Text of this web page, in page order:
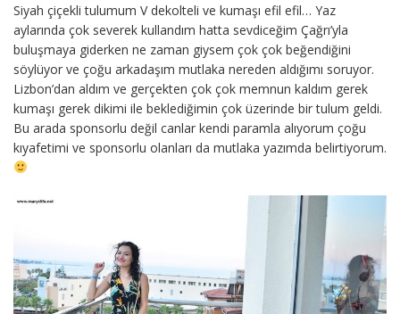
Siyah çiçekli tulumum V dekolteli ve kumaşı efil efil… Yaz
aylarında çok severek kullandım hatta sevdiceğim Çağrı’yla
buluşmaya giderken ne zaman giysem çok çok beğendiğini
söylüyor ve çoğu arkadaşım mutlaka nereden aldığımı soruyor.
Lizbon’dan aldım ve gerçekten çok çok memnun kaldım gerek
kumaşı gerek dikimi ile beklediğimin çok üzerinde bir tulum geldi.
Bu arada sponsorlu değil canlar kendi paramla alıyorum çoğu
kıyafetimi ve sponsorlu olanları da mutlaka yazımda belirtiyorum.